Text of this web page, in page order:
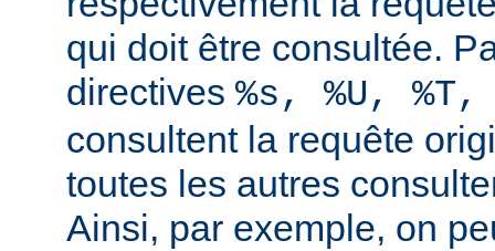
qui doit être consultée.
directives %s, %U, %T,
consultent la requête
toutes les autres
Ainsi, par exemple, on